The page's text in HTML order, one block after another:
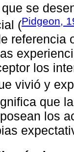
se
(Pidgeon,
referencia
los
vivió y
que
los